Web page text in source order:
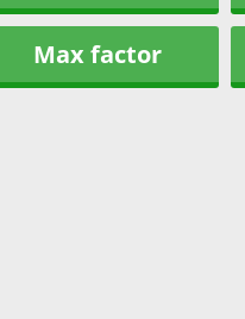
Max factor